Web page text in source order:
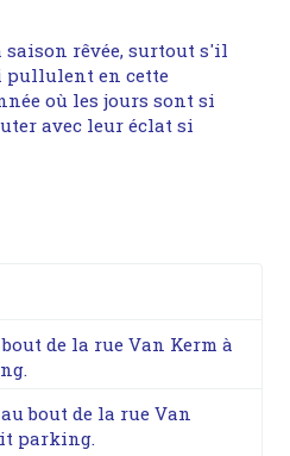
saison rêvée, surtout s'il
pullulent en cette
où les jours sont si
avec leur éclat si
de la rue Van Kerm à
bout de la rue Van
parking.